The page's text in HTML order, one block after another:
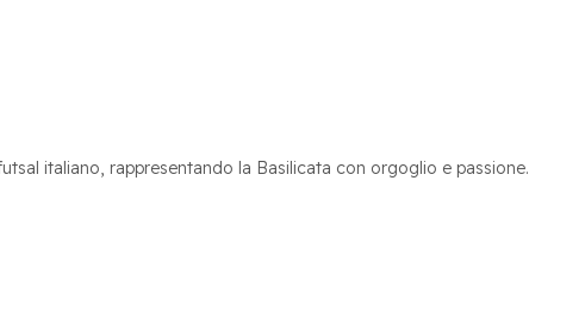
italiano, rappresentando la Basilicata con orgoglio e passione.